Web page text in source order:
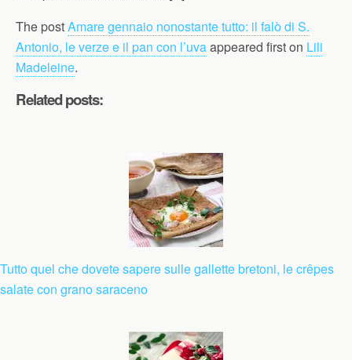
The postAmare gennaio nonostante tutto: il falò di S.
Antonio, le verze e il pan con l’uvaappeared first on Lili
Madeleine.
Related posts:
Tutto quel che dovete sapere sulle gallette bretoni, le crêpes
salate con grano saraceno